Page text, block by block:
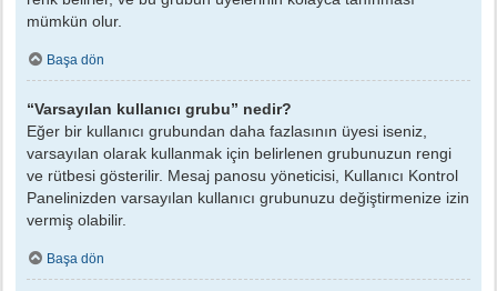
mümkün olur.
Başa dön
“Varsayılan kullanıcı grubu” nedir?
Eğer bir kullanıcı grubundan daha fazlasının üyesi iseniz,
varsayılan olarak kullanmak için belirlenen grubunuzun rengi
ve rütbesi gösterilir. Mesaj panosu yöneticisi, Kullanıcı Kontrol
Panelinizden varsayılan kullanıcı grubunuzu değiştirmenize izin
vermiş olabilir.
Başa dön